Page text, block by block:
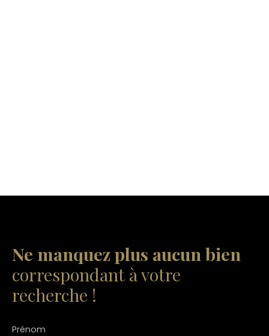
Ne manquez plus aucun bien
correspondant à votre
recherche !
Prénom